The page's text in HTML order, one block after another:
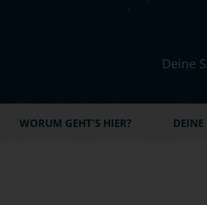
Deine
WORUM GEHT'S HIER? DEINE